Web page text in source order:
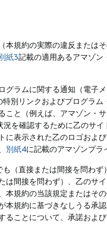
本規約の実際の違反または
紙3記載の適用あるアマゾン
グラムに関する通知（電子
別リンクおよびプログラ
こと（例えば、アマゾン・
を確認するために乙のサ
に表示された乙のロゴおよ
別紙4に記載のアマゾンプ
（直接または間接を問わ
は間接を問わず）、乙のサ
本規約の当該規定またはそ
本規約に基づきなしうる承
ることについて、承諾およ